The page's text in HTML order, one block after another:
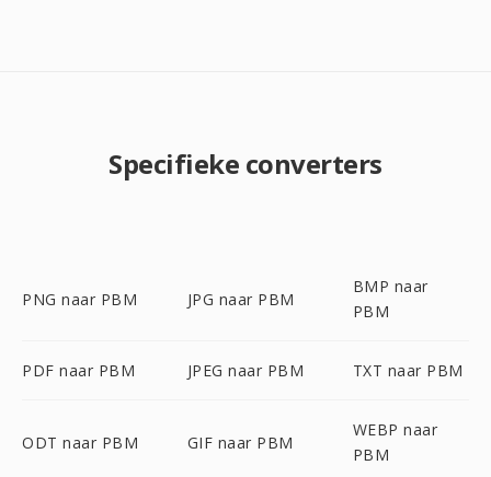
Specifieke converters
PNG naar PBM JPG naar PBM
BMP naar
PBM
PDF naar PBM JPEG naar PBM TXT naar PBM
ODT naar PBM GIF naar PBM
WEBP naar
PBM